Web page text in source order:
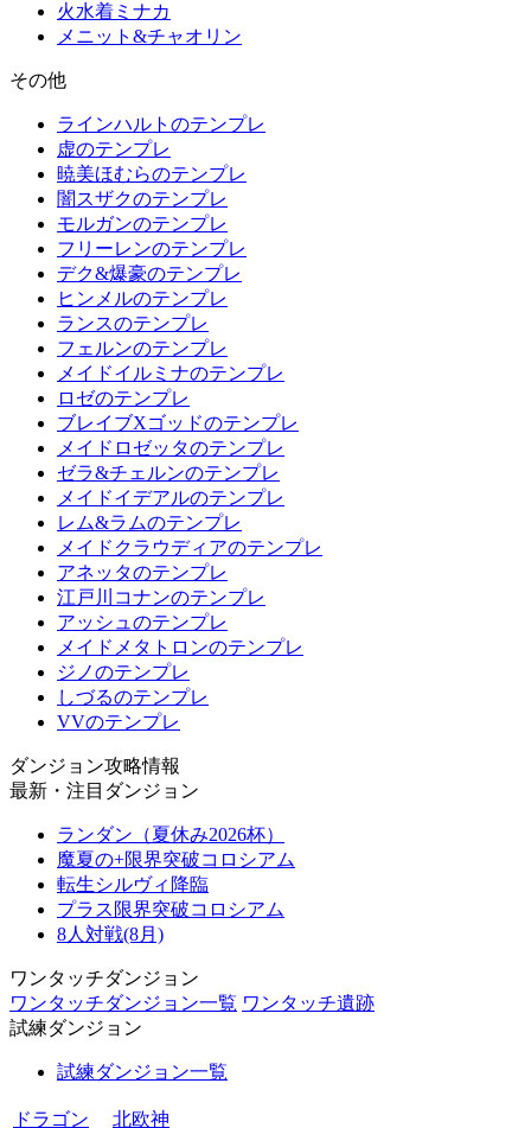
火水着ミナカ
メニット&チャオリン
その他
ラインハルトのテンプレ
虚のテンプレ
暁美ほむらのテンプレ
闇スザクのテンプレ
モルガンのテンプレ
フリーレンのテンプレ
デク&爆豪のテンプレ
ヒンメルのテンプレ
ランスのテンプレ
フェルンのテンプレ
メイドイルミナのテンプレ
ロゼのテンプレ
ブレイブXゴッドのテンプレ
メイドロゼッタのテンプレ
ゼラ&チェルンのテンプレ
メイドイデアルのテンプレ
レム&ラムのテンプレ
メイドクラウディアのテンプレ
アネッタのテンプレ
江戸川コナンのテンプレ
アッシュのテンプレ
メイドメタトロンのテンプレ
ジノのテンプレ
しづるのテンプレ
VVのテンプレ
ダンジョン攻略情報
最新・注目ダンジョン
ランダン（夏休み2026杯）
魔夏の+限界突破コロシアム
転生シルヴィ降臨
プラス限界突破コロシアム
8人対戦(8月)
ワンタッチダンジョン
ワンタッチダンジョン一覧 ワンタッチ遺跡
試練ダンジョン
試練ダンジョン一覧
ドラゴン 北欧神